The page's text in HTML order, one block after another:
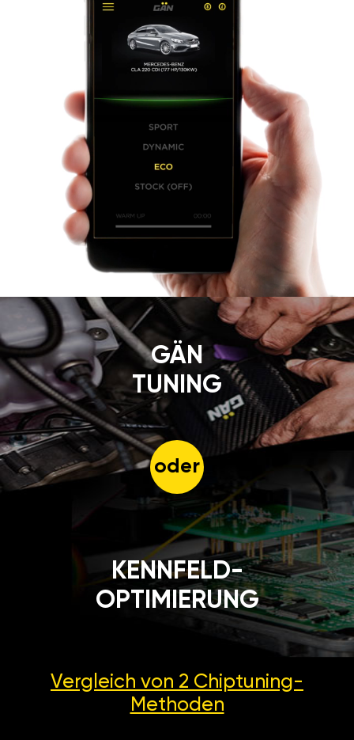
GÄN
TUNING
oder
KENNFELD-
OPTIMIERUNG
Vergleich von 2 Chiptuning-
Methoden